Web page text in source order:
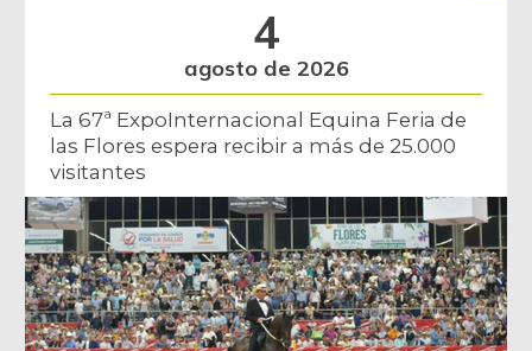
4
agosto de 2026
La 67ª ExpoInternacional Equina Feria de
las Flores espera recibir a más de 25.000
visitantes